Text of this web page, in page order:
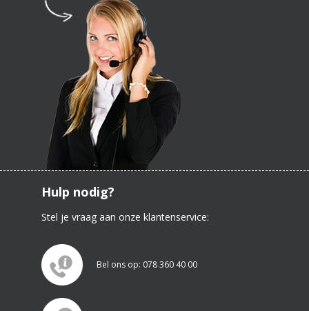
Hulp nodig?
Stel je vraag aan onze klantenservice:
Bel ons op: 078 360 40 00